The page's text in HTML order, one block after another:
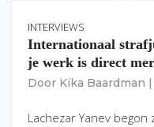
INTERVIEWS
Internationaal
je werk is direct
Door Kika Baardman
Lachezar Yanev